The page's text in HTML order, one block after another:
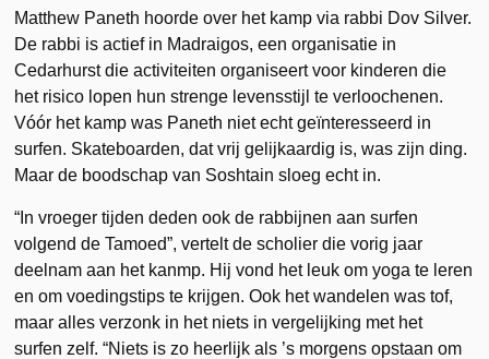
Matthew Paneth hoorde over het kamp via rabbi Dov Silver.
De rabbi is actief in Madraigos, een organisatie in
Cedarhurst die activiteiten organiseert voor kinderen die
het risico lopen hun strenge levensstijl te verloochenen.
Vóór het kamp was Paneth niet echt geïnteresseerd in
surfen. Skateboarden, dat vrij gelijkaardig is, was zijn ding.
Maar de boodschap van Soshtain sloeg echt in.
“In vroeger tijden deden ook de rabbijnen aan surfen
volgend de Tamoed”, vertelt de scholier die vorig jaar
deelnam aan het kanmp. Hij vond het leuk om yoga te leren
en om voedingstips te krijgen. Ook het wandelen was tof,
maar alles verzonk in het niets in vergelijking met het
surfen zelf. “Niets is zo heerlijk als ’s morgens opstaan om